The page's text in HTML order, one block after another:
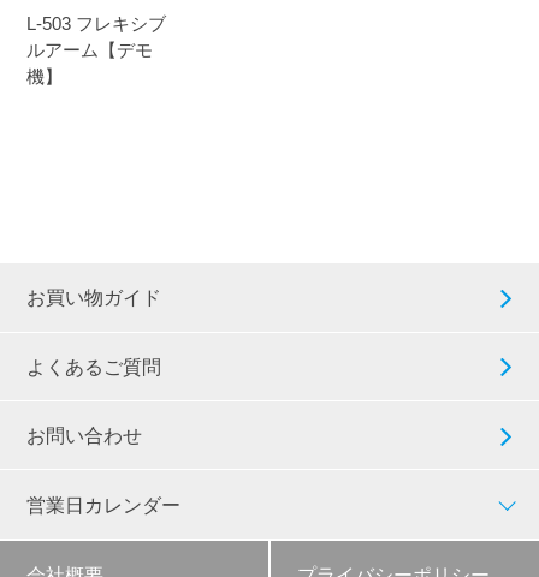
L-503 フレキシブ
ルアーム【デモ
機】
お買い物ガイド
よくあるご質問
お問い合わせ
営業日カレンダー